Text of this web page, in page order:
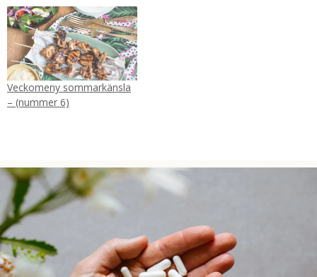
Veckomeny sommarkänsla
– (nummer 6)